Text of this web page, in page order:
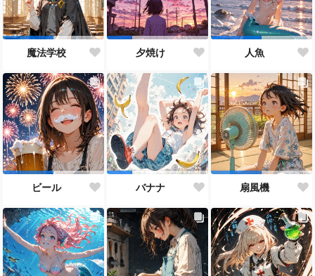
魔法学校 夕焼け 人魚
ビール バナナ 扇風機